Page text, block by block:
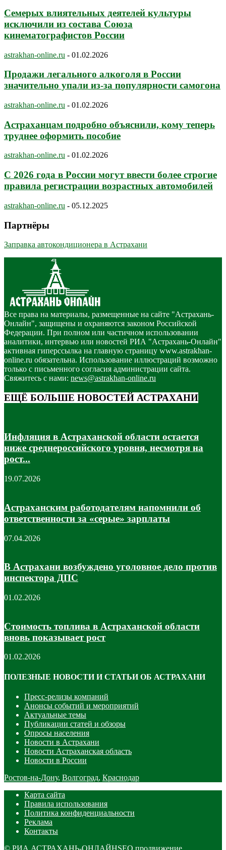
Семерых влиятельных деятелей культуры
исключили из состава Союза
кинематографистов России
astrakhan-online.ru - 01.02.2026
Продажи легального алкоголя в России
значительно упали из-за популярности самогона
astrakhan-online.ru - 01.02.2026
Астраханцам подробно объяснили, кому теперь
труднее оформить пособие
astrakhan-online.ru - 01.02.2026
С 2026 года в России могут ввести более строгие
правила регистрации возрастных автомобилей
astrakhan-online.ru - 05.12.2025
Партнёры
Заправка автокондиционера в Астрахани
Все права на материалы, размещенные на сайте "Астрахань-
Онлайн", защищены и охраняются законом Российской
Федерации. При полном или частичном использовании
аналитики, интервью или новостей РИА "Астрахань-Онлайн"
активная гиперссылка на главную страницу www.astrakhan-
online.ru обязательна. Использование иллюстраций возможно
только с письменного согласия администрации сайта.
Свяжитесь с нами: news@astrakhan-online.ru
ЕЩЁ БОЛЬШЕ НОВОСТЕЙ АСТРАХАНИ
Инфляция в Астраханской области остается
ниже среднероссийского уровня, несмотря на
рост...
19.07.2026
Астраханским работодателям напомнили об
ответственности за «серые» зарплаты
07.04.2026
В Астрахани возбуждено уголовное дело против
инспектора ДПС
01.02.2026
Стоимость топлива в Астраханской области
вновь показывает рост
01.02.2026
ПОЛЕЗНЫЕ НОВОСТИ И СТАТЬИ ОБ АСТРАХАНИ
Пресс-релизы компаний
Анонсы событий и мероприятий
Актуальные темы
Публикации статей и обзоры
Опросы населения
Новости в Астрахани
Новости Астраханская область
Новости в России
Ростов-на-Дону, Волгоград, Краснодар
Карта сайта
Правила использования
Политика конфиденциальности
Реклама
Контакты
© РИА АСТРАХАНЬ-ОНЛАЙНSEO продвижение